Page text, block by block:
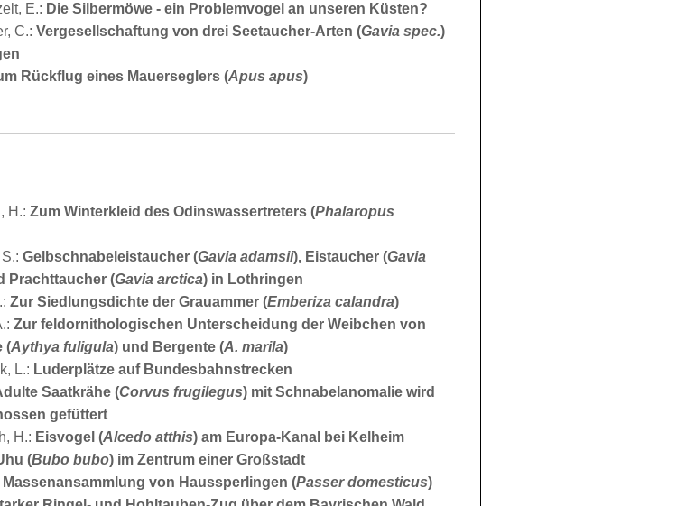
E.: Die Silbermöwe - ein Problemvogel an unseren Küsten?
C.: Vergesellschaftung von drei Seetaucher-Arten (Gavia spec.)
Rückflug eines Mauerseglers (Apus apus)
H.: Zum Winterkleid des Odinswassertreters (Phalaropus
Gelbschnabeleistaucher (Gavia adamsii), Eistaucher (Gavia
Prachttaucher (Gavia arctica) in Lothringen
Zur Siedlungsdichte der Grauammer (Emberiza calandra)
Zur feldornithologischen Unterscheidung der Weibchen von
(Aythya fuligula) und Bergente (A. marila)
L.: Luderplätze auf Bundesbahnstrecken
Saatkrähe (Corvus frugilegus) mit Schnabelanomalie wird
gefüttert
H.: Eisvogel (Alcedo atthis) am Europa-Kanal bei Kelheim
(Bubo bubo) im Zentrum einer Großstadt
Massenansammlung von Haussperlingen (Passer domesticus)